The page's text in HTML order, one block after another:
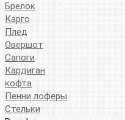
Брелок
Карго
Плед
Овершот
Сапоги
Кардиган
кофта
Пенни лоферы
Стельки